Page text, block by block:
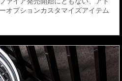
オプションカスタマイズアイテム
MODLLISTA】エアロパーツKIT
ファイア エアログレードの見る
在感を損なわず、クールに仕立て
たアドミレイションバージョン。